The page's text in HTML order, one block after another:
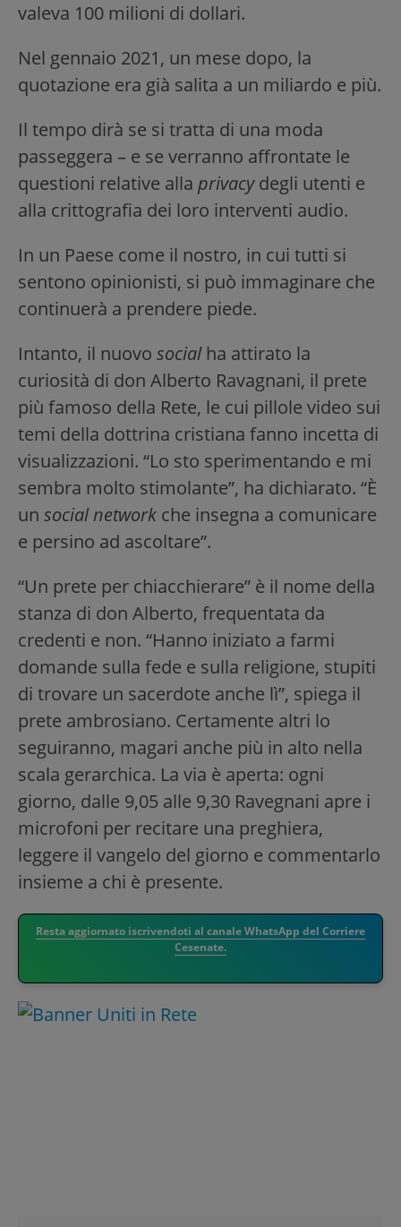
valeva 100 milioni di dollari.
Nel gennaio 2021, un mese dopo, la
quotazione era già salita a un miliardo e più.
Il tempo dirà se si tratta di una moda
passeggera – e se verranno affrontate le
questioni relative alla privacydegli utenti e
alla crittografia dei loro interventi audio.
In un Paese come il nostro, in cui tutti si
sentono opinionisti, si può immaginare che
continuerà a prendere piede.
Intanto, il nuovo socialha attirato la
curiosità di don Alberto Ravagnani, il prete
più famoso della Rete, le cui pillole video sui
temi della dottrina cristiana fanno incetta di
visualizzazioni. “Lo sto sperimentando e mi
sembra molto stimolante”, ha dichiarato. “È
un social network che insegna a comunicare
e persino ad ascoltare”.
“Un prete per chiacchierare” è il nome della
stanza di don Alberto, frequentata da
credenti e non. “Hanno iniziato a farmi
domande sulla fede e sulla religione, stupiti
di trovare un sacerdote anche lì”, spiega il
prete ambrosiano. Certamente altri lo
seguiranno, magari anche più in alto nella
scala gerarchica. La via è aperta: ogni
giorno, dalle 9,05 alle 9,30 Ravegnani apre i
microfoni per recitare una preghiera,
leggere il vangelo del giorno e commentarlo
insieme a chi è presente.
Resta aggiornato iscrivendoti al canale WhatsApp del Corriere
Cesenate.